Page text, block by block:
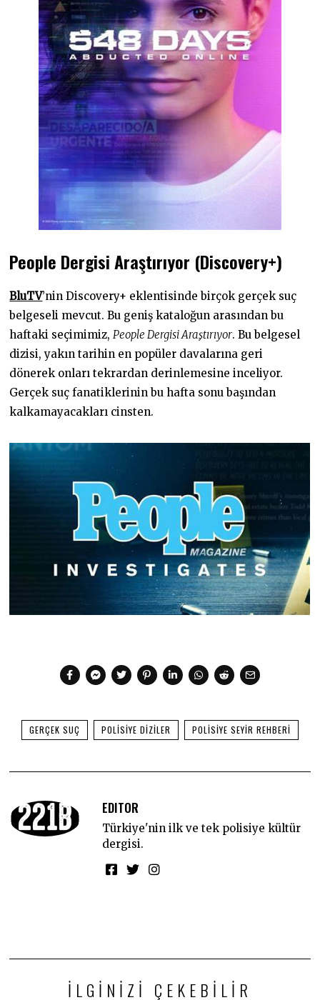
People Dergisi Araştırıyor (Discovery+)
BluTV’nin Discovery+ eklentisinde birçok gerçek suç
belgeseli mevcut. Bu geniş kataloğun arasından bu
haftaki seçimimiz,People Dergisi Araştırıyor. Bu belgesel
dizisi, yakın tarihin en popüler davalarına geri
dönerek onları tekrardan derinlemesine inceliyor.
Gerçek suç fanatiklerinin bu hafta sonu başından
kalkamayacakları cinsten.
GERÇEK SUÇ POLISIYE DIZILER POLISIYE SEYIR REHBERI
EDITOR
Türkiye'nin ilk ve tek polisiye kültür
dergisi.
İLGINIZI ÇEKEBILIR